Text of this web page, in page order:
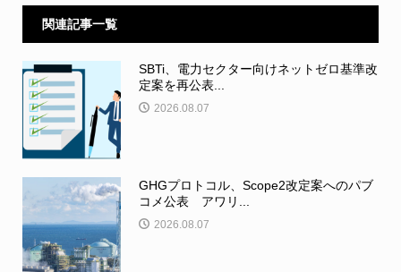
関連記事一覧
SBTi、電力セクター向けネットゼロ基準改
定案を再公表...
2026.08.07
GHGプロトコル、Scope2改定案へのパブ
コメ公表 アワリ...
2026.08.07